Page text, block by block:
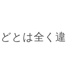
とは全く違